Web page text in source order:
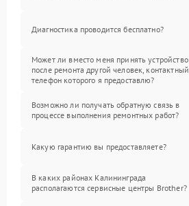
Диагностика проводится бесплатно?
Может ли вместо меня принять устройство
после ремонта другой человек, контактный
телефон которого я предоставлю?
Возможно ли получать обратную связь в
процессе выполнения ремонтных работ?
Какую гарантию вы предоставляете?
В каких районах Калининграда
располагаются сервисные центры Brother?